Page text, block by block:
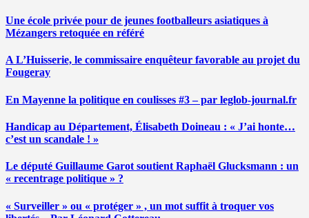
Une école privée pour de jeunes footballeurs asiatiques à
Mézangers retoquée en référé
A L’Huisserie, le commissaire enquêteur favorable au projet du
Fougeray
En Mayenne la politique en coulisses #3 – par leglob-journal.fr
Handicap au Département, Élisabeth Doineau : « J’ai honte…
c’est un scandale ! »
Le député Guillaume Garot soutient Raphaël Glucksmann : un
« recentrage politique » ?
« Surveiller » ou « protéger » , un mot suffit à troquer vos